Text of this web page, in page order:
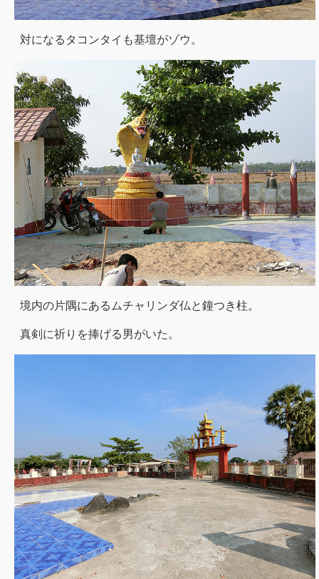
対になるタコンタイも基壇がゾウ。
境内の片隅にあるムチャリンダ仏と鐘つき柱。
真剣に祈りを捧げる男がいた。